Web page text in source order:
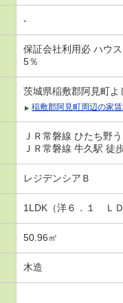
-
保証会社利用必 ハウ
5％
茨城県稲敷郡阿見町よ
稲敷郡阿見町周辺の家
ＪＲ常磐線 ひたち野
ＪＲ常磐線 牛久駅 徒
レジデンシアＢ
1LDK（洋６．１ Ｌ
50.96㎡
木造